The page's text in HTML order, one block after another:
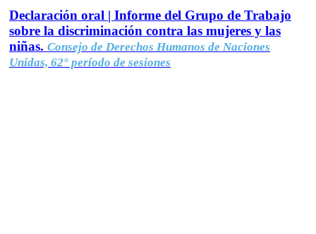
Declaración oral | Informe del Grupo de Trabajo
sobre la discriminación contra las mujeres y las
niñas. Consejo de Derechos Humanos de Naciones
Unidas, 62° período de sesiones